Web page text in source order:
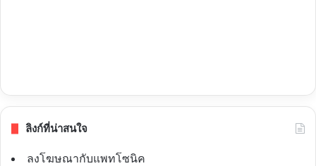
ลิงก์ที่น่าสนใจ
ลงโฆษณากับแพทโซนิค